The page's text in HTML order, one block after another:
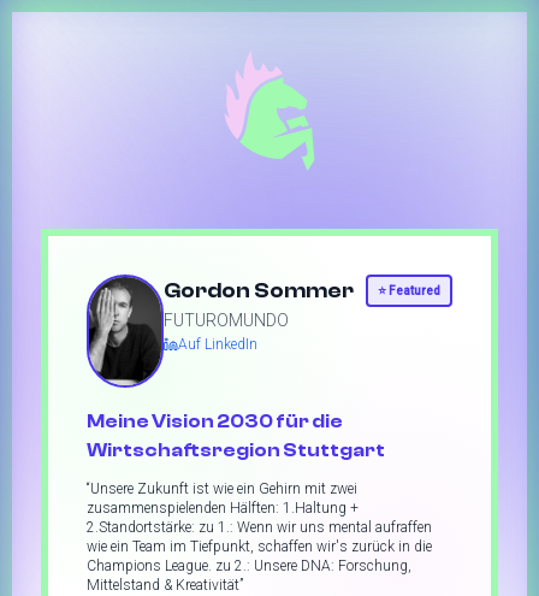
Gordon Sommer
FUTUROMUNDO
Auf LinkedIn
⭐ Featured
Meine Vision 2030 für die
Wirtschaftsregion Stuttgart
“Unsere Zukunft ist wie ein Gehirn mit zwei
zusammenspielenden Hälften: 1.Haltung +
2.Standortstärke: zu 1.: Wenn wir uns mental aufraffen
wie ein Team im Tiefpunkt, schaffen wir's zurück in die
Champions League. zu 2.: Unsere DNA: Forschung,
Mittelstand & Kreativität”